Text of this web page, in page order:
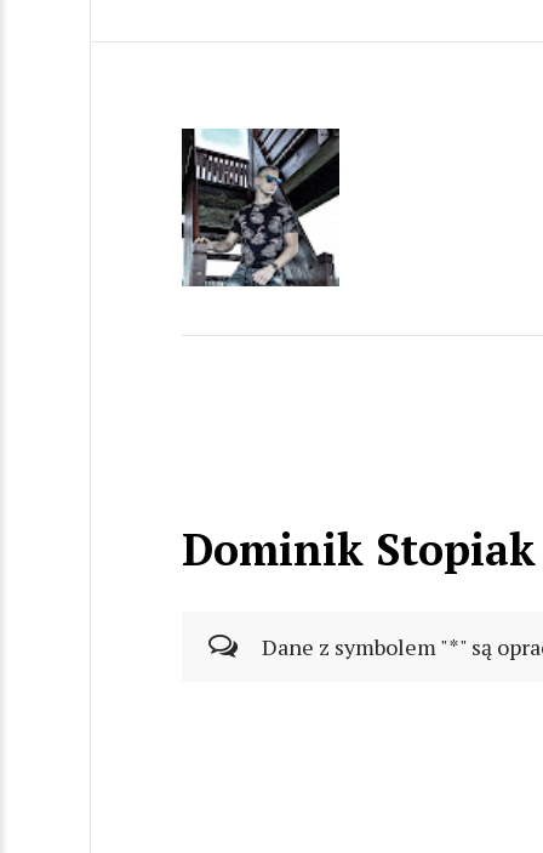
Dominik Stopiak
Dane z symbolem "*" są